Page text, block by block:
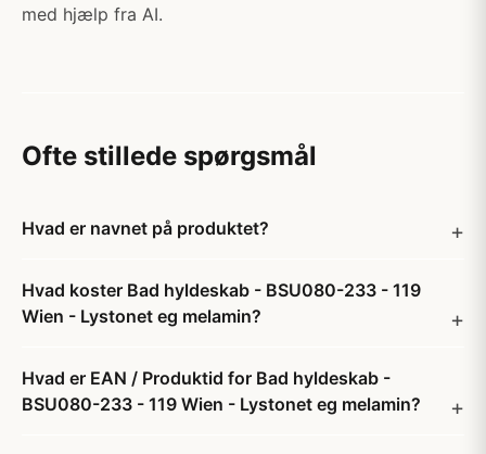
med hjælp fra AI.
Ofte stillede spørgsmål
Hvad er navnet på produktet?
Hvad koster Bad hyldeskab - BSU080-233 - 119
Wien - Lystonet eg melamin?
Hvad er EAN / Produktid for Bad hyldeskab -
BSU080-233 - 119 Wien - Lystonet eg melamin?